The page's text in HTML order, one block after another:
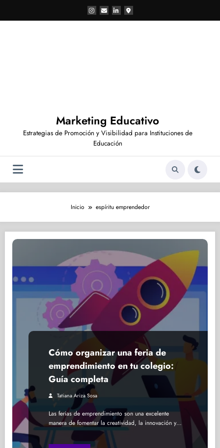
contenido
Marketing Educativo
Estrategias de Promoción y Visibilidad para Instituciones de
Educación
Inicio espíritu emprendedor
Cómo organizar una feria de
emprendimiento en tu colegio:
Guía completa
Tatiana Ariza Sosa
Las ferias de emprendimiento son una excelente
manera de fomentar la creatividad, la innovación y…